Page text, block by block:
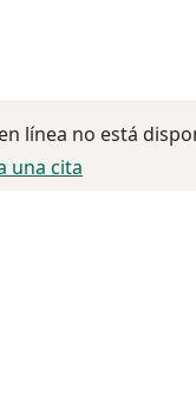
línea no está
una cita